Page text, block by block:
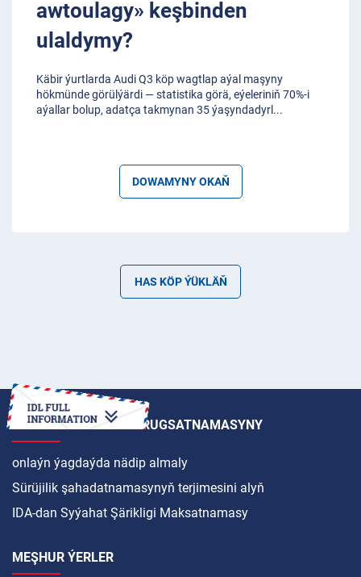
awtoulagy» keşbinden
ulaldymy?
Käbir ýurtlarda Audi Q3 köp wagtlap aýal maşyny
hökmünde görülýärdi — statistika görä, eýeleriniň 70%-i
aýallar bolup, adatça takmynan 35 ýaşyndadyrl ...
DOWAMYNY OKAŇ
HAS KÖP ÝÜKLÄŇ
HALKARA SÜRÜJILIK RUGSATNAMASYNY
onlaýn ýagdaýda nädip almaly
Sürüjilik şahadatnamasynyň terjimesini alyň
IDA-dan Syýahat Şärikligi Maksatnamasy
MEŞHUR ÝERLER